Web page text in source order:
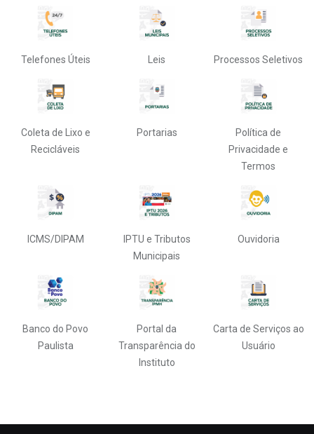
Telefones Úteis Leis Processos Seletivos
Coleta de Lixo e
Recicláveis
Portarias
Política de
Privacidade e
Termos
ICMS/DIPAM
IPTU e Tributos
Municipais
Ouvidoria
Banco do Povo
Paulista
Portal da
Transparência do
Instituto
Carta de Serviços ao
Usuário